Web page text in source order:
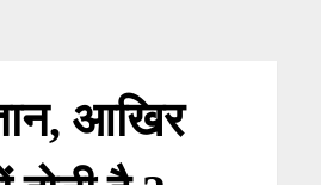
आखिर